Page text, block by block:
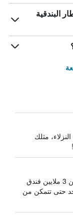
البندقية
مثلك
يبحث HotelsCombined في أكثر من 3 ملايين فندق
حتى تتمكن من